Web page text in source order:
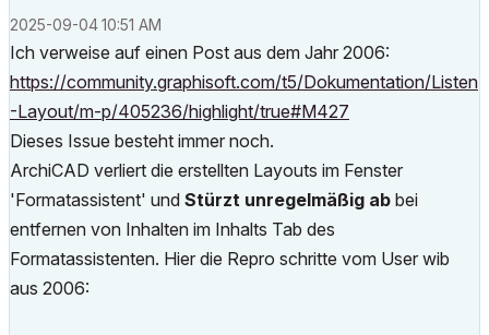
‎2025-09-0410:51 AM
Ich verweise auf einen Post aus dem Jahr 2006:
https://community.graphisoft.com/t5/Dokumentation/Listen
-Layout/m-p/405236/highlight/true#M427
Dieses Issue besteht immer noch.
ArchiCAD verliert die erstellten Layouts im Fenster
'Formatassistent' und Stürzt unregelmäßig ab bei
entfernen von Inhalten im Inhalts Tab des
Formatassistenten. Hier die Repro schritte vom User wib
aus 2006: